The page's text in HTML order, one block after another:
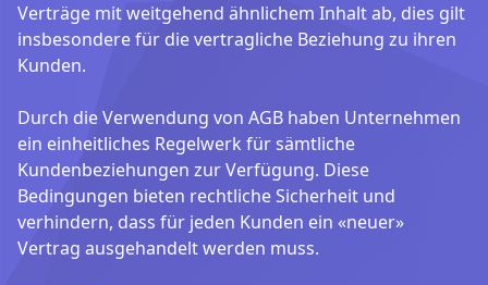
Verträge mit weitgehend ähnlichem Inhalt ab, dies gilt
insbesondere für die vertragliche Beziehung zu ihren
Kunden.
Durch die Verwendung von AGB haben Unternehmen
ein einheitliches Regelwerk für sämtliche
Kundenbeziehungen zur Verfügung. Diese
Bedingungen bieten rechtliche Sicherheit und
verhindern, dass für jeden Kunden ein «neuer»
Vertrag ausgehandelt werden muss.